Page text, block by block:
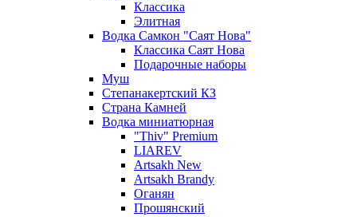
Классика
Элитная
Водка Самкон "Саят Нова"
Классика Саят Нова
Подарочные наборы
Муш
Степанакертский КЗ
Страна Камней
Водка миниатюрная
"Thiv" Premium
LIAREV
Artsakh New
Artsakh Brandy
Оганян
Прошянский